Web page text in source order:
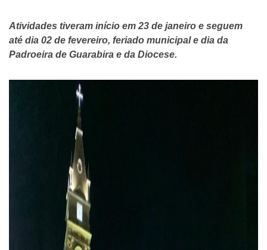
Atividades tiveram início em 23 de janeiro e seguem
até dia 02 de fevereiro, feriado municipal e dia da
Padroeira de Guarabira e da Diocese.